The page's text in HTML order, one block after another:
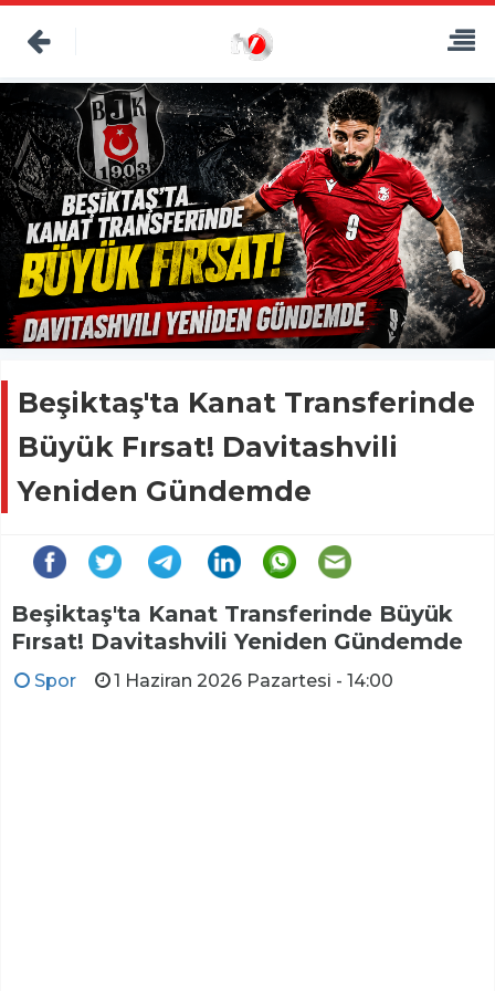
Beşiktaş'ta Kanat Transferinde
Büyük Fırsat! Davitashvili
Yeniden Gündemde
Beşiktaş'ta Kanat Transferinde Büyük
Fırsat! Davitashvili Yeniden Gündemde
Spor 1 Haziran 2026 Pazartesi - 14:00